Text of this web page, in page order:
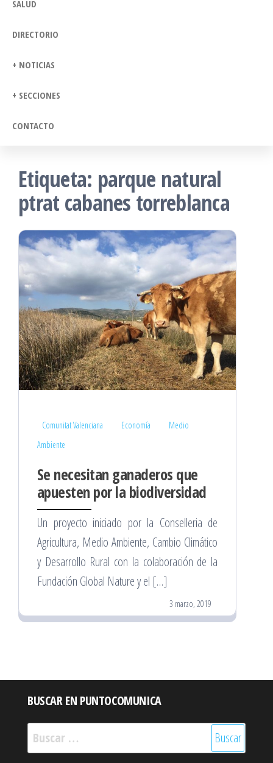
SALUD
DIRECTORIO
+ NOTICIAS
+ SECCIONES
CONTACTO
Etiqueta: parque natural
ptrat cabanes torreblanca
Comunitat Valenciana Economía
Medio
Ambiente
Se necesitan ganaderos que
apuesten por la biodiversidad
Un proyecto iniciado por la Conselleria de
Agricultura, Medio Ambiente, Cambio Climático
y Desarrollo Rural con la colaboración de la
Fundación Global Nature y el […]
3 marzo, 2019
BUSCAR EN PUNTOCOMUNICA
Buscar: